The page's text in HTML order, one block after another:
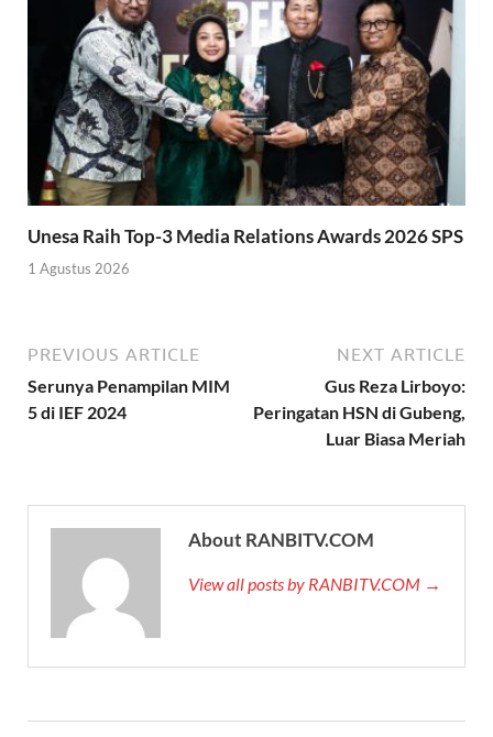
Unesa Raih Top-3 Media Relations Awards 2026 SPS
1 Agustus 2026
PREVIOUS ARTICLE
Serunya Penampilan MIM
5 di IEF 2024
NEXT ARTICLE
Gus Reza Lirboyo:
Peringatan HSN di Gubeng,
Luar Biasa Meriah
About RANBITV.COM
View all posts by RANBITV.COM →